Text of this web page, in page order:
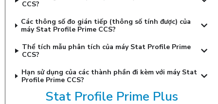
CCS?
Các thông số đo gián tiếp (thông số tính được) của
máy Stat Profile Prime CCS?
Thể tích mẫu phân tích của máy Stat Profile Prime
CCS?
Hạn sử dụng của các thành phần đi kèm với máy Stat
Profile Prime CCS?
Stat Profile Prime Plus